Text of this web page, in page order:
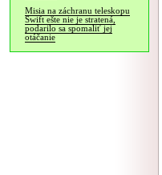
Misia na záchranu teleskopu
Swift ešte nie je stratená,
podarilo sa spomaliť jej
otáčanie